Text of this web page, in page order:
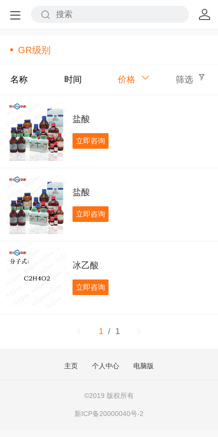
GR级别
名称 时间 价格 筛选
盐酸
立即咨询
盐酸
立即咨询
冰乙酸
立即咨询
1 / 1
主页 个人中心 电脑版
©2019 版权所有
新ICP备20000040号-2